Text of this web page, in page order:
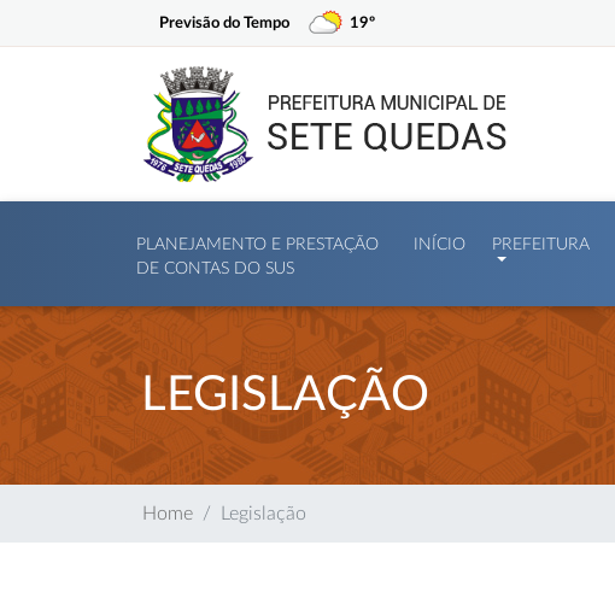
Previsão do Tempo 19º
PLANEJAMENTO E PRESTAÇÃO
DE CONTAS DO SUS
INÍCIO PREFEITURA
LEGISLAÇÃO
Home Legislação